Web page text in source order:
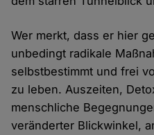
Wer merkt, dass er hier
unbedingt radikale
selbstbestimmt und frei
zu leben. Auszeiten,
menschliche
veränderter Blickwinkel,